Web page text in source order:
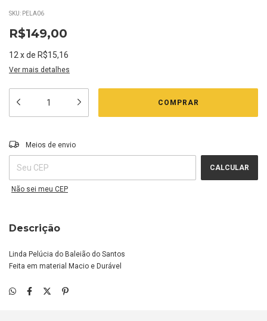
SKU: PELA06
R$149,00
12 xde R$15,16
Ver mais detalhes
Entregas para o CEP:
Meios de envio
CALCULAR
Não sei meu CEP
Descrição
Linda Pelúcia do Baleião do Santos
Feita em material Macio e Durável